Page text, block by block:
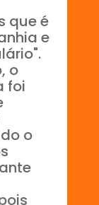
que é
e
o
foi
o